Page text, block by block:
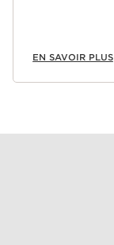
EN SAVOIR PLUS